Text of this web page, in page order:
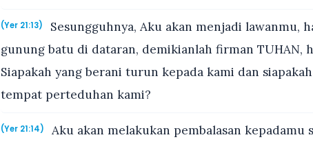
(Yer 21:13)
Sesungguhnya, Aku akan menjadi lawanmu,
gunung batu di dataran, demikianlah firman TUHAN,
Siapakah yang berani turun kepada kami dan
tempat perteduhan kami?
(Yer 21:14)
Aku akan melakukan pembalasan kepadamu